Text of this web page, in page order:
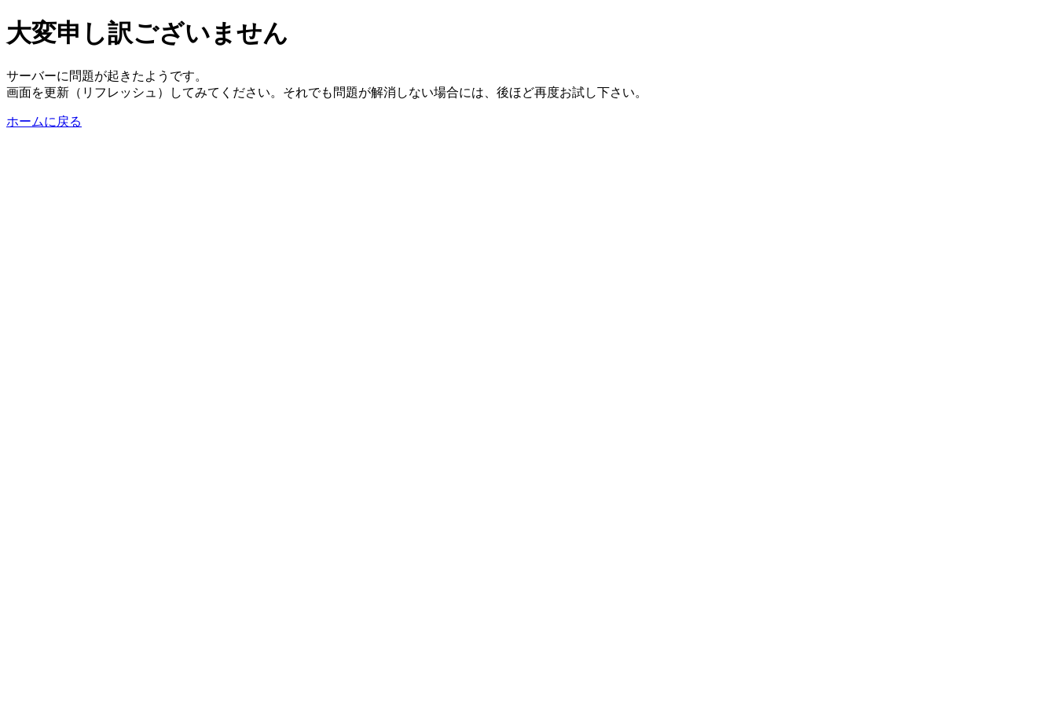
大変申し訳ございません
サーバーに問題が起きたようです。
画面を更新（リフレッシュ）してみてください。それでも問題が解消しない場合には、後ほど再度お試し下さい。
ホームに戻る